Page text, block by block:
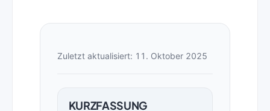
Zuletzt aktualisiert: 11. Oktober 2025
KURZFASSUNG